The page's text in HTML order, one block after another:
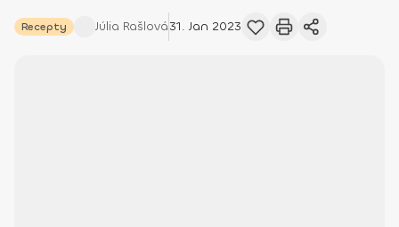
Recepty Júlia Rašlová31. Jan 2023